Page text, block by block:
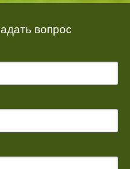
вопрос